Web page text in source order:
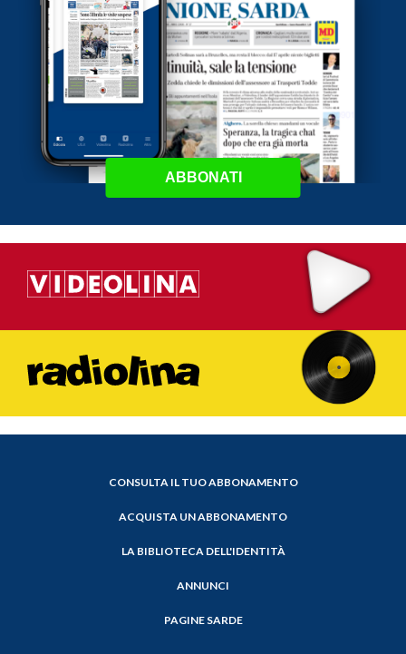
ABBONATI
CONSULTA IL TUO ABBONAMENTO
ACQUISTA UN ABBONAMENTO
LA BIBLIOTECA DELL'IDENTITÀ
ANNUNCI
PAGINE SARDE